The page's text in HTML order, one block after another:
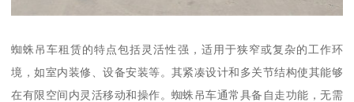
蜘蛛吊车租赁的特点包括灵活性强，适用于狭窄或复杂的工作环
境，如室内装修、设备安装等。其紧凑设计和多关节结构使其能够
在有限空间内灵活移动和操作。蜘蛛吊车通常具备自走功能，无需